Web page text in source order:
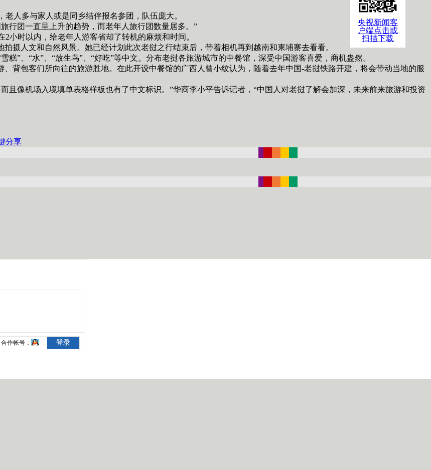
央视新闻客
户端点击或
扫描下载
人多与家人或是同乡结伴报名参团，队伍庞大。
团一直呈上升的趋势，而老年人旅行团数量居多。”
时以内，给老年人游客省却了转机的麻烦和时间。
人文和自然风景。她已经计划此次老挝之行结束后，带着相机再到越南和柬埔寨去看看。
、“水”、“放生鸟”、“好吃”等中文。分布老挝各旅游城市的中餐馆，深受中国游客喜爱，商机盎然。
包客们所向往的旅游胜地。在此开设中餐馆的广西人曾小纹认为，随着去年中国-老挝铁路开建，将会带动当地的服
像机场入境填单表格样板也有了中文标识。”华商李小平告诉记者，“中国人对老挝了解会加深，未来前来旅游和投资
分享